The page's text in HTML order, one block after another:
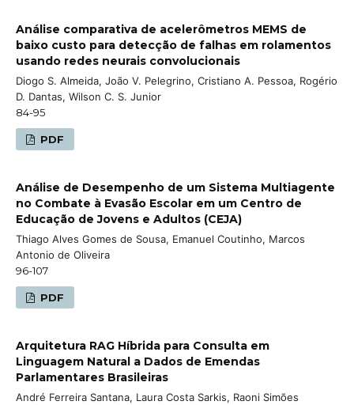
Análise comparativa de acelerômetros MEMS de
baixo custo para detecção de falhas em rolamentos
usando redes neurais convolucionais
Diogo S. Almeida, João V. Pelegrino, Cristiano A. Pessoa, Rogério
D. Dantas, Wilson C. S. Junior
84-95
PDF
Análise de Desempenho de um Sistema Multiagente
no Combate à Evasão Escolar em um Centro de
Educação de Jovens e Adultos (CEJA)
Thiago Alves Gomes de Sousa, Emanuel Coutinho, Marcos
Antonio de Oliveira
96-107
PDF
Arquitetura RAG Híbrida para Consulta em
Linguagem Natural a Dados de Emendas
Parlamentares Brasileiras
André Ferreira Santana, Laura Costa Sarkis, Raoni Simões